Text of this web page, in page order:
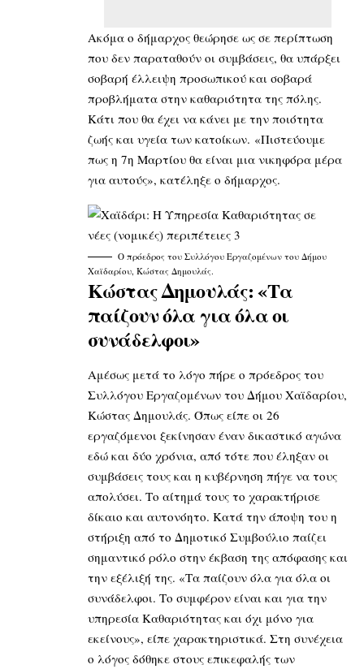
Ακόμα ο δήμαρχος θεώρησε ως σε περίπτωση
που δεν παραταθούν οι συμβάσεις, θα υπάρξει
σοβαρή έλλειψη προσωπικού και σοβαρά
προβλήματα στην καθαριότητα της πόλης.
Κάτι που θα έχει να κάνει με την ποιότητα
ζωής και υγεία των κατοίκων. «Πιστεύουμε
πως η 7η Μαρτίου θα είναι μια νικηφόρα μέρα
για αυτούς», κατέληξε ο δήμαρχος.
Ο πρόεδρος του Συλλόγου Εργαζομένων του Δήμου
Χαϊδαρίου, Κώστας Δημουλάς.
Κώστας Δημουλάς: «Τα
παίζουν όλα για όλα οι
συνάδελφοι»
Αμέσως μετά το λόγο πήρε ο πρόεδρος του
Συλλόγου Εργαζομένων του Δήμου Χαϊδαρίου,
Κώστας Δημουλάς. Όπως είπε οι 26
εργαζόμενοι ξεκίνησαν έναν δικαστικό αγώνα
εδώ και δύο χρόνια, από τότε που έληξαν οι
συμβάσεις τους και η κυβέρνηση πήγε να τους
απολύσει. Το αίτημά τους το χαρακτήρισε
δίκαιο και αυτονόητο. Κατά την άποψη του η
στήριξη από το Δημοτικό Συμβούλιο παίζει
σημαντικό ρόλο στην έκβαση της απόφασης και
την εξέλιξή της. «Τα παίζουν όλα για όλα οι
συνάδελφοι. Το συμφέρον είναι και για την
υπηρεσία Καθαριότητας και όχι μόνο για
εκείνους», είπε χαρακτηριστικά. Στη συνέχεια
ο λόγος δόθηκε στους επικεφαλής των